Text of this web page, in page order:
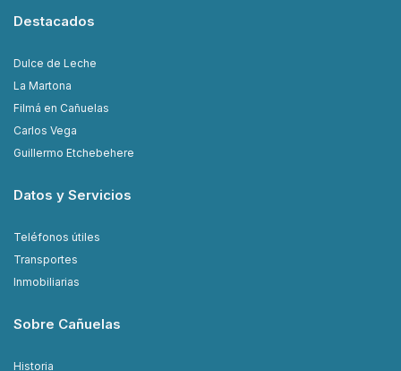
Destacados
Dulce de Leche
La Martona
Filmá en Cañuelas
Carlos Vega
Guillermo Etchebehere
Datos y Servicios
Teléfonos útiles
Transportes
Inmobiliarias
Sobre Cañuelas
Historia